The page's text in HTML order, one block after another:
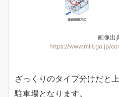
画像出
https://www.mlit.go.jp/
ざっくりのタイプ分けだと
駐車場となります。